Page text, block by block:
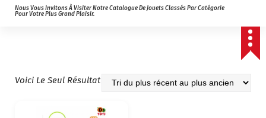
Nous Vous Invitons À Visiter Notre Catalogue De Jouets Classés Par Catégorie
Pour Votre Plus Grand Plaisir.
Voici Le Seul Résultat